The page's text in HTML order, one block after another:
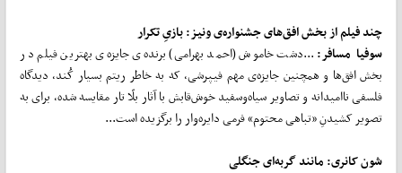
چند فیلم از بخش افق‌های جشنواره‌ی ونیز: بازیِ تکرار
سوفیا مسافر:...دشت خاموش (احمد بهرامی) برنده‌ی جایزه‌ی بهترین فیلم در
بخش افق‌ها و همچنین جایزه‌ی مهم فیپرشی، که به خاطر ریتم بسیار کُند، دیدگاه
فلسفی ناامیدانه و تصاویر سیاه‌وسفید خوش‌قابش با آثار بلّا تار مقایسه شده، برای به
تصویر کشیدنِ «تباهی محتوم» فرمی دایره‌وار را برگزیده است...
شون کانری: مانند گربه‌ای جنگلی